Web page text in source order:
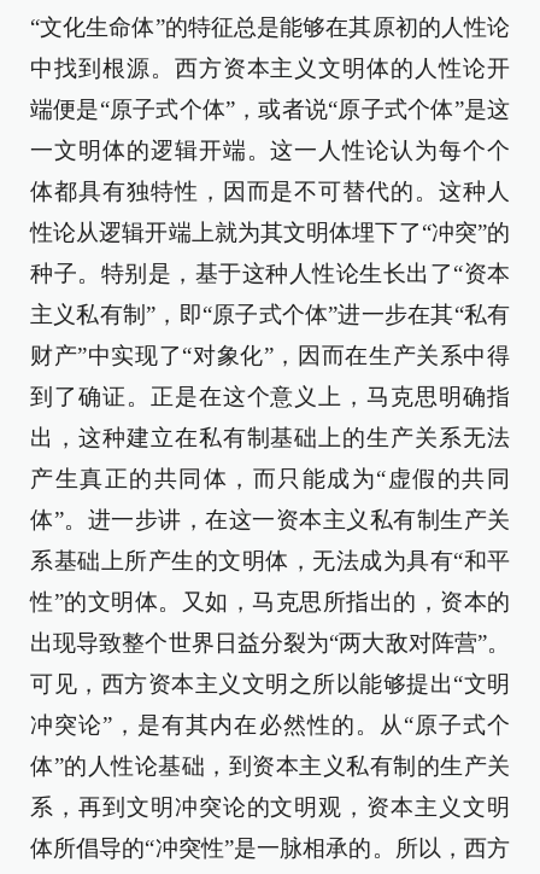
“文化生命体”的特征总是能够在其原初的人性论
中找到根源。西方资本主义文明体的人性论开
端便是“原子式个体”，或者说“原子式个体”是这
一文明体的逻辑开端。这一人性论认为每个个
体都具有独特性，因而是不可替代的。这种人
性论从逻辑开端上就为其文明体埋下了“冲突”的
种子。特别是，基于这种人性论生长出了“资本
主义私有制”，即“原子式个体”进一步在其“私有
财产”中实现了“对象化”，因而在生产关系中得
到了确证。正是在这个意义上，马克思明确指
出，这种建立在私有制基础上的生产关系无法
产生真正的共同体，而只能成为“虚假的共同
体”。进一步讲，在这一资本主义私有制生产关
系基础上所产生的文明体，无法成为具有“和平
性”的文明体。又如，马克思所指出的，资本的
出现导致整个世界日益分裂为“两大敌对阵营”。
可见，西方资本主义文明之所以能够提出“文明
冲突论”，是有其内在必然性的。从“原子式个
体”的人性论基础，到资本主义私有制的生产关
系，再到文明冲突论的文明观，资本主义文明
体所倡导的“冲突性”是一脉相承的。所以，西方